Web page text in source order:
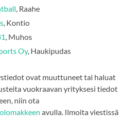
, Raahe
, Kontio
, Muhos
Oy, Haukipudas
ovat muuttuneet tai haluat
vuokraavan yrityksesi tiedot
niin ota
avulla. Ilmoita viestissä